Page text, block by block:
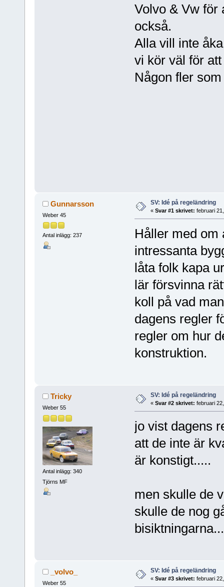
Volvo & Vw för
också.
Alla vill inte
vi kör väl för
Någon fler
Gunnarsson
Weber 45
Antal inlägg: 237
SV: Idé på regeländring
« Svar #1 skrivet: februari
Håller med om
intressanta
låta folk kapa
lär försvinna
koll på vad
dagens regler
regler om hur
konstruktion.
Tricky
Weber 55
Antal inlägg: 340
Tjörns MF
SV: Idé på regeländring
« Svar #2 skrivet: februari
jo vist dagens
att de inte är
är konstigt.....
men skulle de
skulle de nog
_volvo_
Weber 55
SV: Idé på regeländring
« Svar #3 skrivet: februari